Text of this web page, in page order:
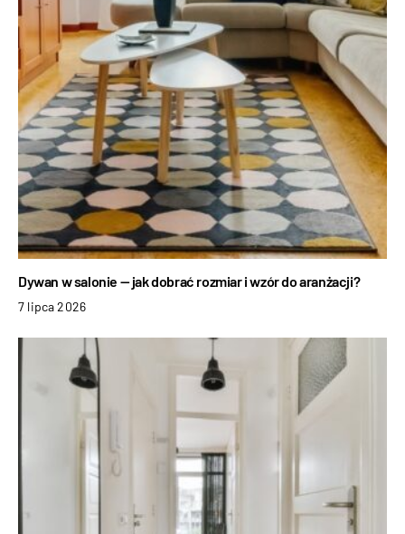
Dywan w salonie — jak dobrać rozmiar i wzór do aranżacji?
7 lipca 2026